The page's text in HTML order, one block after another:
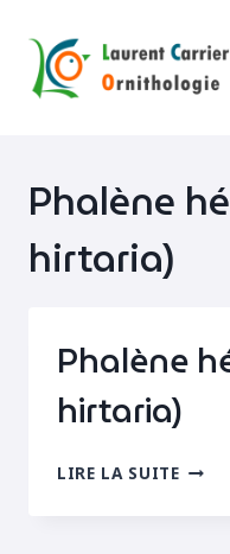
contenu
Phalène
hirtaria)
Phalène
hirtaria)
LIRE LA SUITE